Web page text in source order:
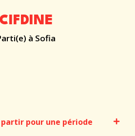
CIFDINE
à Sofia
pour une période